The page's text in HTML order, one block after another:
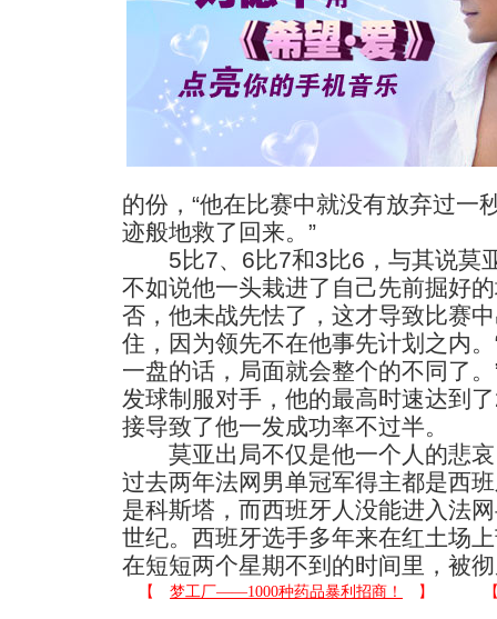
的份，“他在比赛中就没有放弃过一
迹般地救了回来。”
5比7、6比7和3比6，与其说莫
不如说他一头栽进了自己先前掘好
否，他未战先怯了，这才导致比赛
住，因为领先不在他事先计划之内
一盘的话，局面就会整个的不同了
发球制服对手，他的最高时速达到
接导致了他一发成功率不过半。
莫亚出局不仅是他一个人的悲哀
过去两年法网男单冠军得主都是西
是科斯塔，而西班牙人没能进入法
世纪。西班牙选手多年来在红土场
在短短两个星期不到的时间里，被